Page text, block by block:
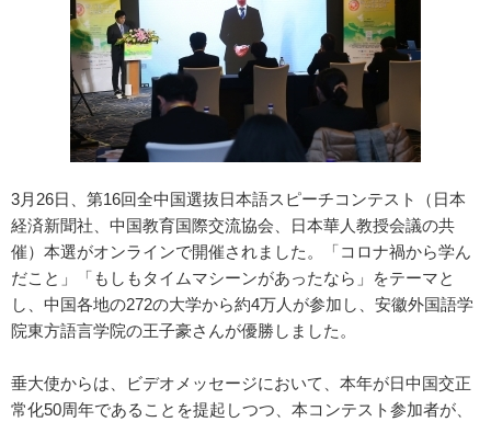
3月26日、第16回全中国選抜日本語スピーチコンテスト（日本
経済新聞社、中国教育国際交流協会、日本華人教授会議の共
催）本選がオンラインで開催されました。「コロナ禍から学ん
だこと」「もしもタイムマシーンがあったなら」をテーマと
し、中国各地の272の大学から約4万人が参加し、安徽外国語学
院東方語言学院の王子豪さんが優勝しました。
垂大使からは、ビデオメッセージにおいて、本年が日中国交正
常化50周年であることを提起しつつ、本コンテスト参加者が、